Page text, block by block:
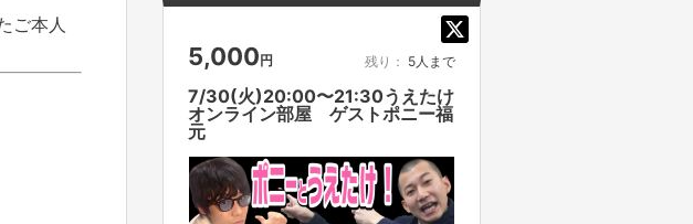
ご本人
会運動等標ぼうゴロ、特殊知能暴力集
団及びこれらに準ずる団体、並びにこ
れらの構成員等を指します。以下、同
様とします。）に該当せず、また、こ
れら反社会的勢力との間で社会的に非
難されるべき関係を有していないこと
を保証します。
■プロジェクト実施前及び実施中に上
ご参加いただきます。直接お会いする
ことはできませんので、ご了承くださ
い。
■コミュニケーションには「Zoom」を
使用させていただきます。Zoomを使
用できる環境を整えていただき、電波
のいい環境でおつなぎください。
■参加方法は支援者の方に、リターン
実施日の12時までに案内をメッセージ
5,000円 残り： 5人まで
7/30(火)20:00〜21:30うえたけ
オンライン部屋 ゲストポニー福
元